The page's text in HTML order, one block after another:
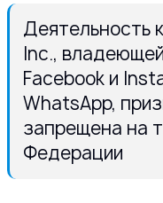
Деятельность
Inc.,
Facebook и
WhatsApp,
запрещена на
Федерации